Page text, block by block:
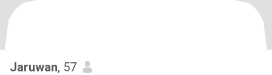
Jaruwan, 57